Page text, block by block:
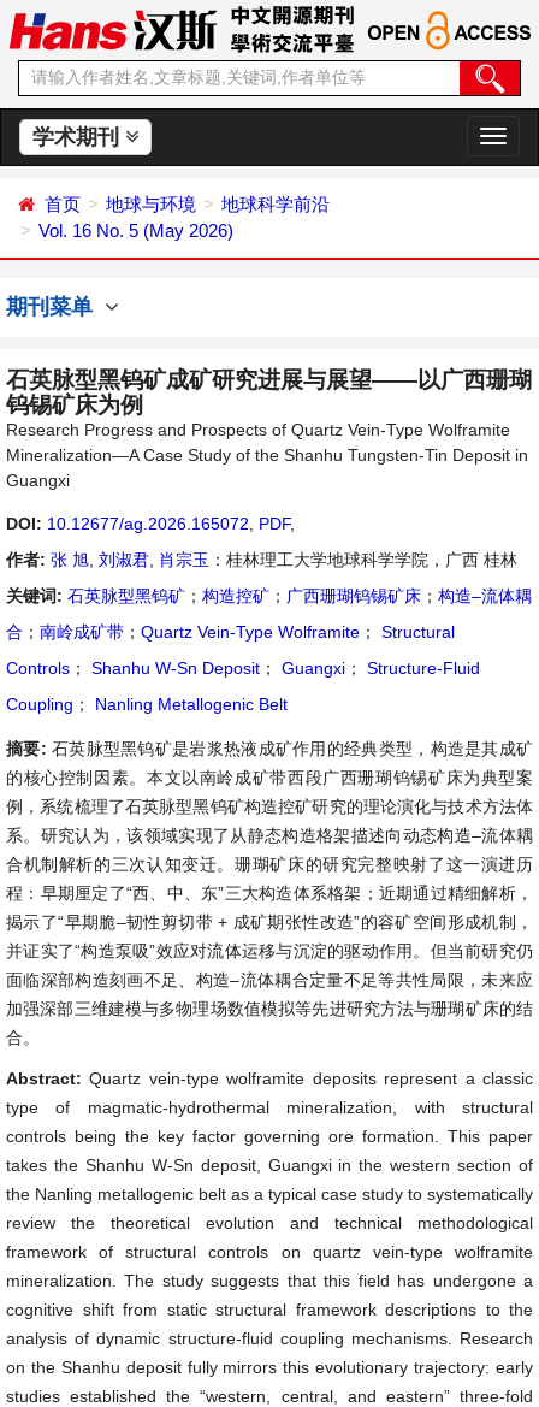
学术期刊
切
换
首页 地球与环境
地球科学前沿
Vol. 16 No. 5 (May 2026)
期刊菜单
石英脉型黑钨矿成矿研究进展与展望——以广西珊瑚
钨锡矿床为例
Research Progress and Prospects of Quartz Vein-Type Wolframite
Mineralization—A Case Study of the Shanhu Tungsten-Tin Deposit in
Guangxi
DOI: 10.12677/ag.2026.165072 PDF,
作者: 张 旭 刘淑君 肖宗玉 ：桂林理工大学地球科学学院，广西 桂林
关键词: 石英脉型黑钨矿 ； 构造控矿 ； 广西珊瑚钨锡矿床 ； 构造–流体耦
合 ； 南岭成矿带 ； Quartz Vein-Type Wolframite ；
Structural
Controls ； Shanhu W-Sn Deposit ； Guangxi ；
Structure-Fluid
Coupling ； Nanling Metallogenic Belt
摘要: 石英脉型黑钨矿是岩浆热液成矿作用的经典类型，构造是其成矿
的核心控制因素。本文以南岭成矿带西段广西珊瑚钨锡矿床为典型案
例，系统梳理了石英脉型黑钨矿构造控矿研究的理论演化与技术方法体
系。研究认为，该领域实现了从静态构造格架描述向动态构造–流体耦
合机制解析的三次认知变迁。珊瑚矿床的研究完整映射了这一演进历
程：早期厘定了“西、中、东”三大构造体系格架；近期通过精细解析，
揭示了“早期脆–韧性剪切带 + 成矿期张性改造”的容矿空间形成机制，
并证实了“构造泵吸”效应对流体运移与沉淀的驱动作用。但当前研究仍
面临深部构造刻画不足、构造–流体耦合定量不足等共性局限，未来应
加强深部三维建模与多物理场数值模拟等先进研究方法与珊瑚矿床的结
合。
Abstract:Quartz vein-type wolframite deposits represent a classic
type of magmatic-hydrothermal mineralization, with structural
controls being the key factor governing ore formation. This paper
takes the Shanhu W-Sn deposit, Guangxi in the western section of
the Nanling metallogenic belt as a typical case study to systematically
review the theoretical evolution and technical methodological
framework of structural controls on quartz vein-type wolframite
mineralization. The study suggests that this field has undergone a
cognitive shift from static structural framework descriptions to the
analysis of dynamic structure-fluid coupling mechanisms. Research
on the Shanhu deposit fully mirrors this evolutionary trajectory: early
studies established the “western, central, and eastern” three-fold